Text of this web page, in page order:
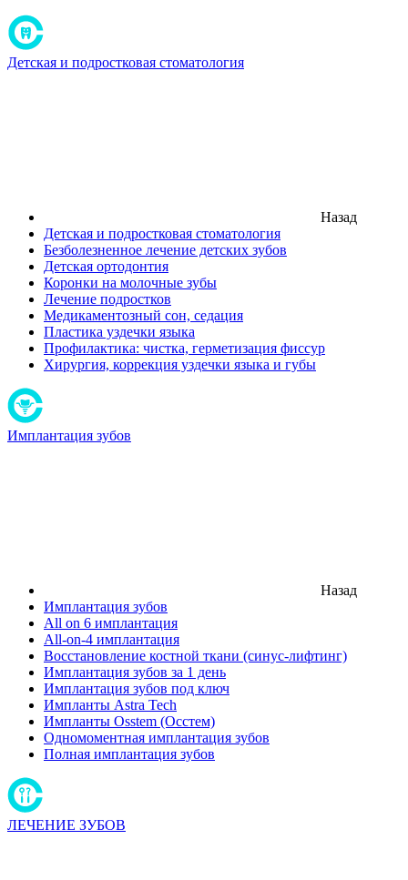
Детская и подростковая стоматология
Назад
Детская и подростковая стоматология
Безболезненное лечение детских зубов
Детская ортодонтия
Коронки на молочные зубы
Лечение подростков
Медикаментозный сон, седация
Пластика уздечки языка
Профилактика: чистка, герметизация фиссур
Хирургия, коррекция уздечки языка и губы
Имплантация зубов
Назад
Имплантация зубов
All on 6 имплантация
All-on-4 имплантация
Восстановление костной ткани (синус-лифтинг)
Имплантация зубов за 1 день
Имплантация зубов под ключ
Импланты Astra Tech
Импланты Osstem (Осстем)
Одномоментная имплантация зубов
Полная имплантация зубов
ЛЕЧЕНИЕ ЗУБОВ